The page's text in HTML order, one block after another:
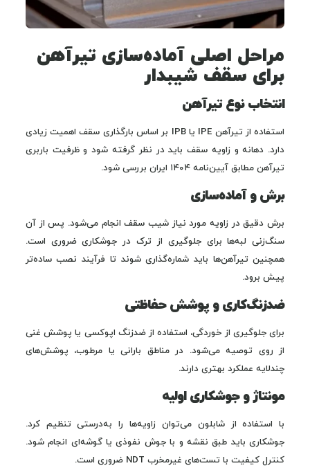
مراحل اصلی آماده‌سازی تیرآهن
برای سقف شیبدار
انتخاب نوع تیرآهن
استفاده از تیرآهن IPE یا IPB بر اساس بارگذاری سقف اهمیت زیادی
دارد. دهانه و زاویه سقف باید در نظر گرفته شود و ظرفیت باربری
تیرآهن مطابق آیین‌نامه ۱۴۰۴ ایران بررسی شود.
برش و آماده‌سازی
برش دقیق در زاویه مورد نیاز شیب سقف انجام می‌شود. پس از آن
سنگ‌زنی لبه‌ها برای جلوگیری از ترک در جوشکاری ضروری است.
همچنین تیرآهن‌ها باید شماره‌گذاری شوند تا فرآیند نصب ساده‌تر
پیش برود.
ضدزنگ‌کاری و پوشش حفاظتی
برای جلوگیری از خوردگی، استفاده از ضدزنگ اپوکسی یا پوشش غنی
از روی توصیه می‌شود. در مناطق بارانی یا مرطوب، پوشش‌های
چندلایه عملکرد بهتری دارند.
مونتاژ و جوشکاری اولیه
با استفاده از شابلون می‌توان زاویه‌ها را به‌درستی تنظیم کرد.
جوشکاری باید طبق نقشه و با جوش نفوذی یا گوشه‌ای انجام شود.
کنترل کیفیت با تست‌های غیرمخرب NDT ضروری است.